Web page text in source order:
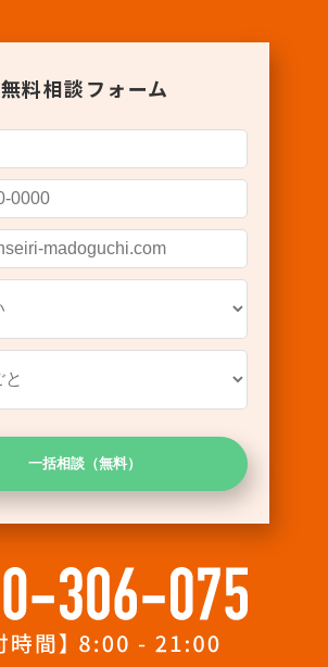
無料相談フォーム